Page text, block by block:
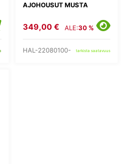
AJOHOUSUT MUSTA
349,00 € ALE:30 %
HAL-22080100- tarkista saatavuus